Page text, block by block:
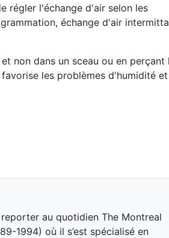
régler l'échange d'air selon les
échange d'air
non dans un sceau ou en perçant
les problèmes d'humidité et
au quotidien The Montreal
1994) où il s’est spécialisé en